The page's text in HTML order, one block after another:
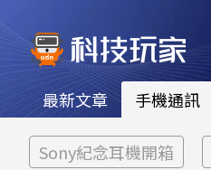
最新文章 手機通訊
Sony紀念耳機開箱